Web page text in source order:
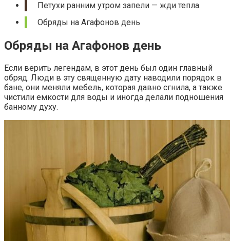
Петухи ранним утром запели — жди тепла.
Обряды на Агафонов день
Обряды на Агафонов день
Если верить легендам, в этот день был один главный
обряд. Люди в эту священную дату наводили порядок в
бане, они меняли мебель, которая давно сгнила, а также
чистили емкости для воды и иногда делали подношения
банному духу.